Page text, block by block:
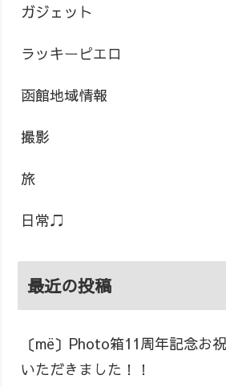
ガジェット
ラッキーピエロ
函館地域情報
撮影
旅
日常♫
最近の投稿
〔më〕Photo箱11周年記念お
いただきました！！